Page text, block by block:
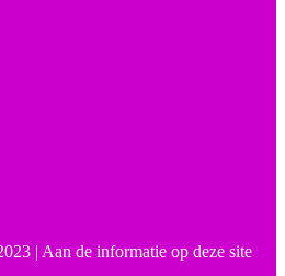
| Aan de informatie op deze site